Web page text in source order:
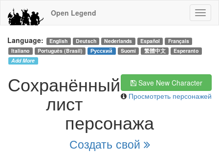
Open Legend
Language: English Deutsch Nederlands Español
Français
Italiano
Português (Brasil) Русский Suomi 繁體中文
Esperanto
Add More
Save New Character
Просмотреть персонажей
Сохранённый
лист
персонажа
Создать свой